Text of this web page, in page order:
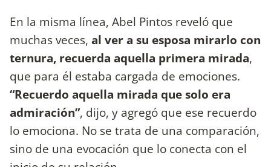
En la misma línea, Abel Pintos reveló que
muchas veces, al ver a su esposa mirarlo con
ternura, recuerda aquella primera mirada,
que para él estaba cargada de emociones.
“Recuerdo aquella mirada que solo era
admiración”, dijo, y agregó que ese recuerdo
lo emociona. No se trata de una comparación,
sino de una evocación que lo conecta con el